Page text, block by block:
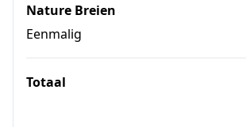
Nature Breien
Eenmalig
Totaal